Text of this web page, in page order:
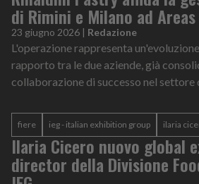
di Rimini e Milano ad
23 giugno 2026 | Redazione
L'operazione rappresenta
rapporto tra le due aziende, già
collaborazione di successo nel settore
fiere ieg - italian exhibition group ilaria
Ilaria Cicero nuovo global
director della Divisione